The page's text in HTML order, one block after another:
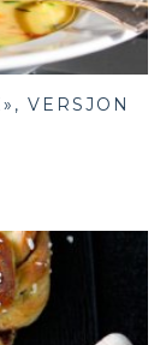
VERSJON